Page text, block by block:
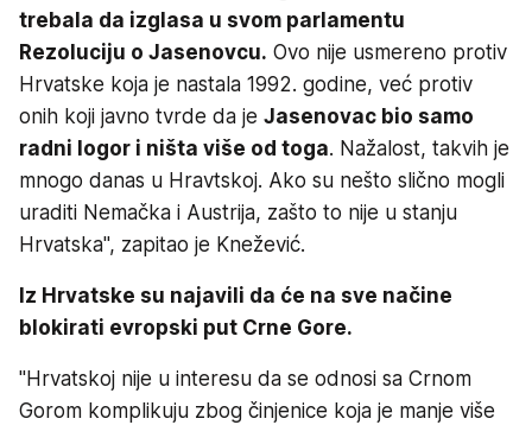
trebala da izglasa u svom parlamentu
Rezoluciju o Jasenovcu. Ovo nije usmereno protiv
Hrvatske koja je nastala 1992. godine, već protiv
onih koji javno tvrde da je Jasenovac bio samo
radni logor i ništa više od toga. Nažalost, takvih je
mnogo danas u Hravtskoj. Ako su nešto slično mogli
uraditi Nemačka i Austrija, zašto to nije u stanju
Hrvatska", zapitao je Knežević.
Iz Hrvatske su najavili da će na sve načine
blokirati evropski put Crne Gore.
"Hrvatskoj nije u interesu da se odnosi sa Crnom
Gorom komplikuju zbog činjenice koja je manje više